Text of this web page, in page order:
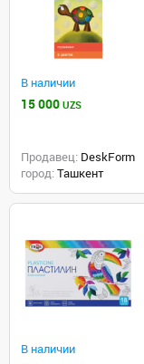
В наличии
15 000 UZS
Продавец: DeskForm
город: Ташкент
В наличии